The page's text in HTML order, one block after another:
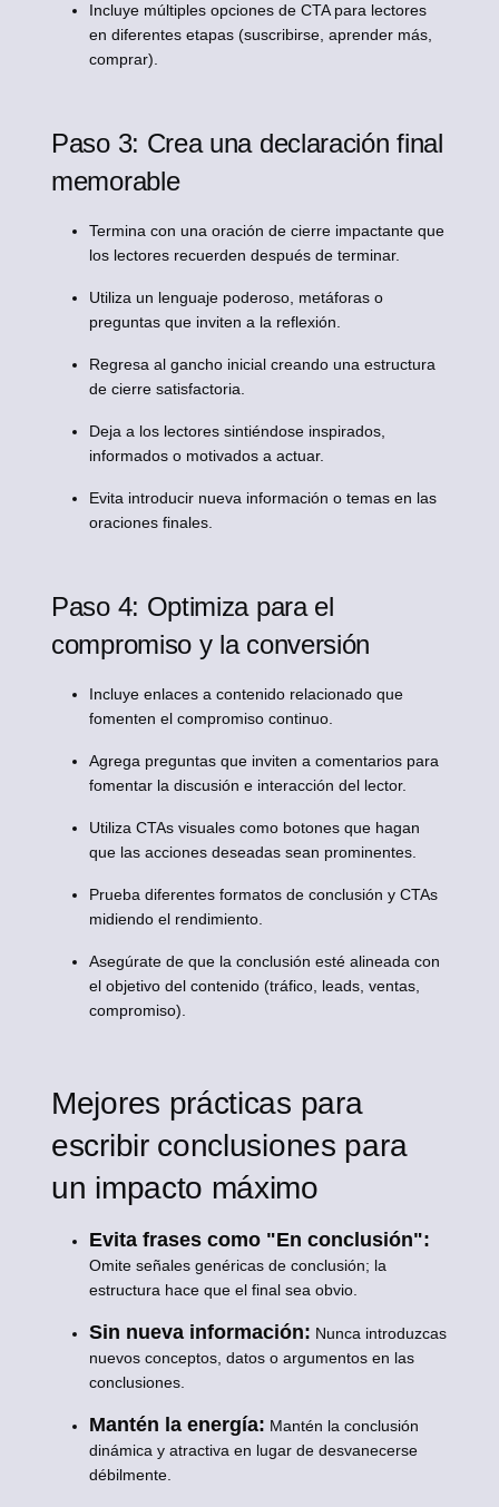
Incluye múltiples opciones de CTA para lectores
en diferentes etapas (suscribirse, aprender más,
comprar).
Paso 3: Crea una declaración final
memorable
Termina con una oración de cierre impactante que
los lectores recuerden después de terminar.
Utiliza un lenguaje poderoso, metáforas o
preguntas que inviten a la reflexión.
Regresa al gancho inicial creando una estructura
de cierre satisfactoria.
Deja a los lectores sintiéndose inspirados,
informados o motivados a actuar.
Evita introducir nueva información o temas en las
oraciones finales.
Paso 4: Optimiza para el
compromiso y la conversión
Incluye enlaces a contenido relacionado que
fomenten el compromiso continuo.
Agrega preguntas que inviten a comentarios para
fomentar la discusión e interacción del lector.
Utiliza CTAs visuales como botones que hagan
que las acciones deseadas sean prominentes.
Prueba diferentes formatos de conclusión y CTAs
midiendo el rendimiento.
Asegúrate de que la conclusión esté alineada con
el objetivo del contenido (tráfico, leads, ventas,
compromiso).
Mejores prácticas para
escribir conclusiones para
un impacto máximo
Evita frases como "En conclusión":
Omite señales genéricas de conclusión; la
estructura hace que el final sea obvio.
Sin nueva información: Nunca introduzcas
nuevos conceptos, datos o argumentos en las
conclusiones.
Mantén la energía: Mantén la conclusión
dinámica y atractiva en lugar de desvanecerse
débilmente.